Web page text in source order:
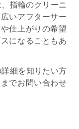
指輪のクリーニ
いアフターサー
仕上がりの希望
になることもあ
細を知りたい方
でお問い合わせ